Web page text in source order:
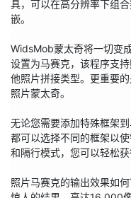
具，可以在高分辨率下组
嵌。
WidsMob蒙太奇将一切变
设置为马赛克，该程序支
他照片拼接类型。更重要
照片蒙太奇。
无论您需要添加特殊框架
都可以选择不同的框架以
和隔行模式，您可以轻松获
照片马赛克的输出效果如